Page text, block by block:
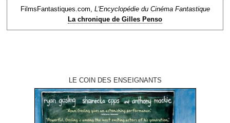
FilmsFantastiques.com, L'Encyclopédie du Cinéma Fantastique
La chronique de Gilles Penso
LE COIN DES ENSEIGNANTS